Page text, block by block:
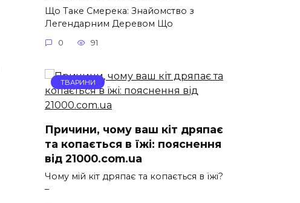
Що Таке Смерека: Знайомство з
Легендарним Деревом Що
0 91
ТВАРИНИ
Причини, чому ваш кіт дряпає
та копається в їжі: пояснення
від 21000.com.ua
Чому мій кіт дряпає та копається в їжі?
–